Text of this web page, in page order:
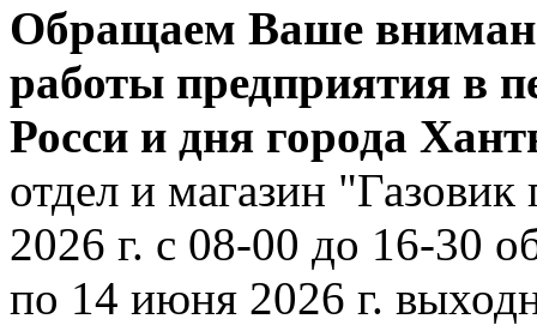
Обращаем Ваше
работы предприятия в
Росси и дня города
отдел и магазин
2026 г. с 08-00 до 16-30
по 14 июня 2026 г.